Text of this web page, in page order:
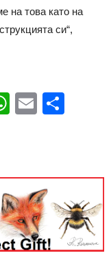
на това като на
си“,
WhatsApp
Email